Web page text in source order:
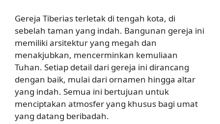
Gereja Tiberias terletak di tengah kota, di
sebelah taman yang indah. Bangunan gereja ini
memiliki arsitektur yang megah dan
menakjubkan, mencerminkan kemuliaan
Tuhan. Setiap detail dari gereja ini dirancang
dengan baik, mulai dari ornamen hingga altar
yang indah. Semua ini bertujuan untuk
menciptakan atmosfer yang khusus bagi umat
yang datang beribadah.